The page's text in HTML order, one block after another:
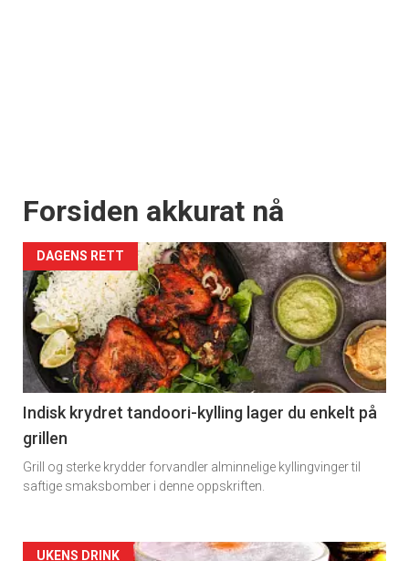
Forsiden akkurat nå
DAGENS RETT
Indisk krydret tandoori-kylling lager du enkelt på
grillen
Grill og sterke krydder forvandler alminnelige kyllingvinger til
saftige smaksbomber i denne oppskriften.
UKENS DRINK